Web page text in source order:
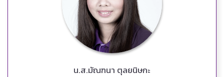
น.ส.มัณฑนา ตุลยนิษกะ